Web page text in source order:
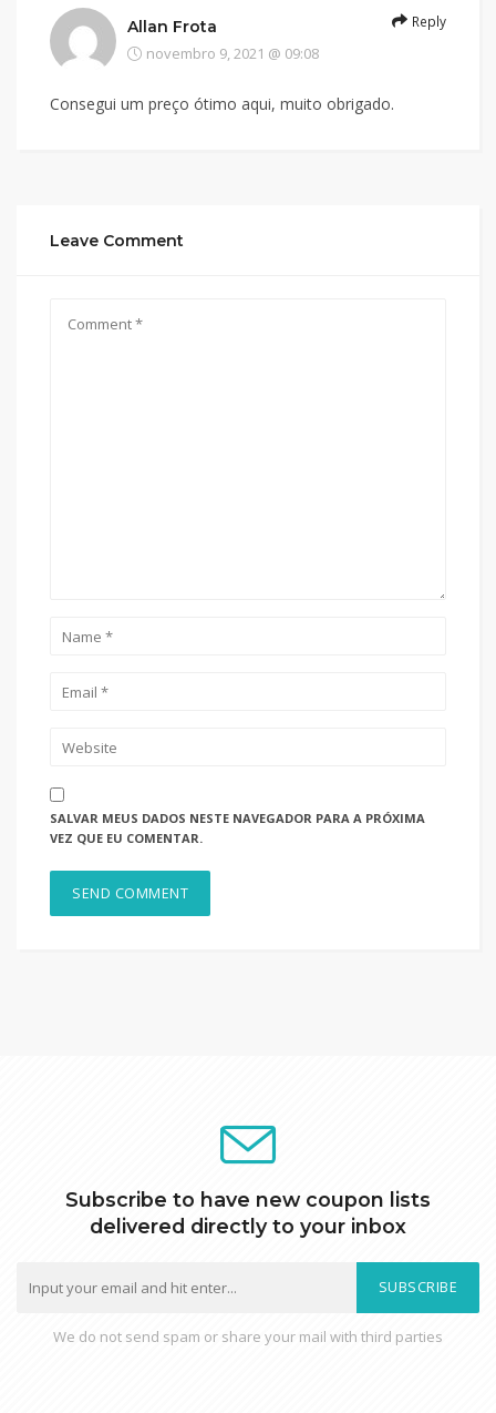
Allan Frota
novembro 9, 2021 @ 09:08
Reply
Consegui um preço ótimo aqui, muito obrigado.
Leave Comment
SALVAR MEUS DADOS NESTE NAVEGADOR PARA A PRÓXIMA
VEZ QUE EU COMENTAR.
Subscribe to have new coupon lists
delivered directly to your inbox
SUBSCRIBE
We do not send spam or share your mail with third parties